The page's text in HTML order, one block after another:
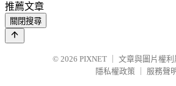
推薦文章
關閉搜尋
© 2026 PIXNET
文章與圖片權
隱私權政策
服務聲